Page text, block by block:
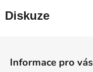
Diskuze
Informace pro vás